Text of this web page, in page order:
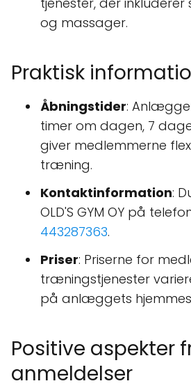
og massager.
Praktisk
Åbningstider:
timer om dagen, 7
giver medlemmerne
træning.
Kontaktinformation:
OLD'S GYM OY på
443287363.
Priser: Priserne for
træningstjenester
på anlæggets
Positive aspekter
anmeldelser